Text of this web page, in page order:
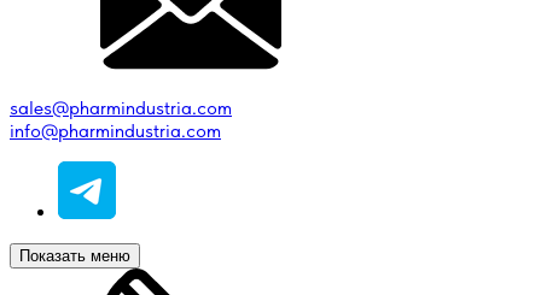
sales@pharmindustria.com
info@pharmindustria.com
Показать меню